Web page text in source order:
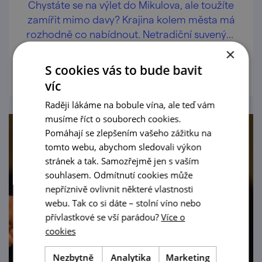
Chystáte se na výlet do Mikulova, ale toužíte
zamířit mimo davy? Krajina kolem města má
rozhodně co nabídnout. Netradiční suvenýry
×
S cookies vás to bude bavit
víc
Raději lákáme na bobule vína, ale teď vám
musíme říct o souborech cookies.
Pomáhají se zlepšením vašeho zážitku na
tomto webu, abychom sledovali výkon
stránek a tak. Samozřejmě jen s vaším
souhlasem. Odmítnutí cookies může
nepříznivě ovlivnit některé vlastnosti
webu. Tak co si dáte – stolní víno nebo
přívlastkové se vší parádou?Více o
cookies
Nezbytně
Analytika Marketing